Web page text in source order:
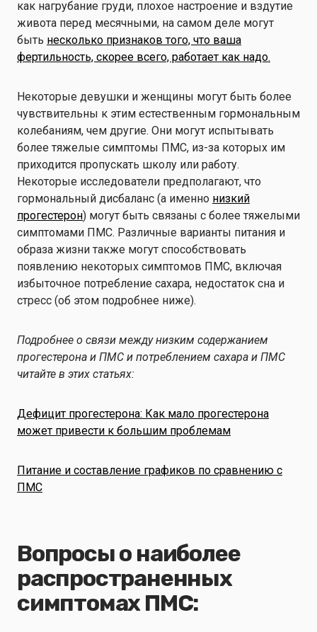
как нагрубание груди, плохое настроение и вздутие
живота перед месячными, на самом деле могут
быть несколько признаков того, что ваша
фертильность, скорее всего, работает как надо.
Некоторые девушки и женщины могут быть более
чувствительны к этим естественным гормональным
колебаниям, чем другие. Они могут испытывать
более тяжелые симптомы ПМС, из-за которых им
приходится пропускать школу или работу.
Некоторые исследователи предполагают, что
гормональный дисбаланс (а именно низкий
прогестерон) могут быть связаны с более тяжелыми
симптомами ПМС. Различные варианты питания и
образа жизни также могут способствовать
появлению некоторых симптомов ПМС, включая
избыточное потребление сахара, недостаток сна и
стресс (об этом подробнее ниже).
Подробнее о связи между низким содержанием
прогестерона и ПМС и потреблением сахара и ПМС
читайте в этих статьях:
Дефицит прогестерона: Как мало прогестерона
может привести к большим проблемам
Питание и составление графиков по сравнению с
ПМС
Вопросы о наиболее
распространенных
симптомах ПМС: